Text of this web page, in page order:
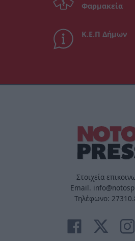
Φαρμακεία
Κ.Ε.Π Δήμων
Στοιχεία
Email.
Τηλέφωνο: